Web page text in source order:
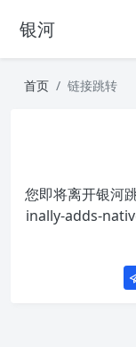
银河
首页 链接跳转
您即将离开银河
inally-adds-